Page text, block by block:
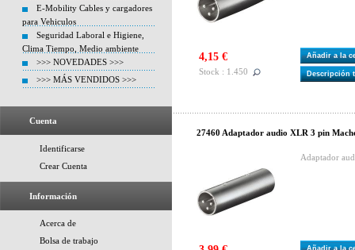
E-Mobility Cables y cargadores
para Vehiculos
Seguridad Laboral e Higiene,
Clima Tiempo, Medio ambiente
>>> NOVEDADES >>>
>>> MÁS VENDIDOS >>>
Cuenta
Identificarse
Crear Cuenta
Información
Acerca de
Bolsa de trabajo
4,15 €
Stock : 1.450
Añadir a la
Descripción
27460 Adaptador audio XLR 3 pin
Adaptador
Añadir a la